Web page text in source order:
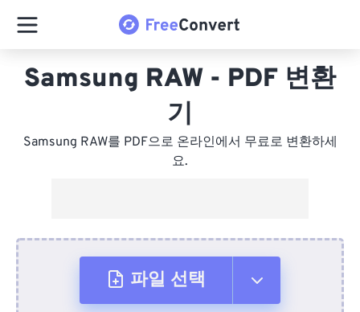
Samsung RAW - PDF 변환
기
Samsung RAW를 PDF으로 온라인에서 무료로 변환하세
요.
파일 선택